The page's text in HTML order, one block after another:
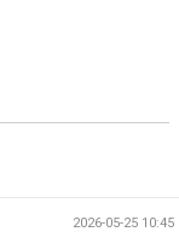
2026-05-25 10:45